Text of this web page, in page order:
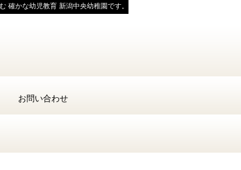
確かな幼児教育 新潟中央幼稚園です。
お問い合わせ